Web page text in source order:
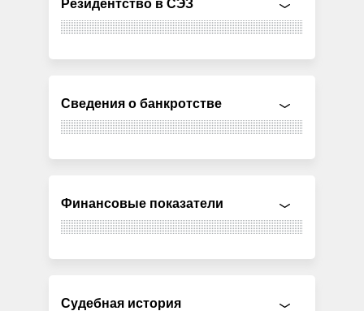
Резидентство в СЭЗ
Сведения о банкротстве
Финансовые показатели
Судебная история